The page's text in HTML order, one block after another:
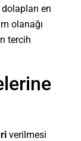
en
olanağı
tercih
verilmesi